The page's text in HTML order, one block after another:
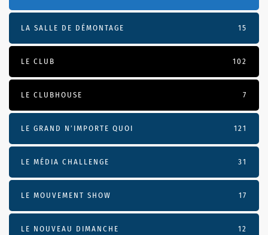
LA SALLE DE DÉMONTAGE 15
LE CLUB 102
LE CLUBHOUSE 7
LE GRAND N’IMPORTE QUOI 121
LE MÉDIA CHALLENGE 31
LE MOUVEMENT SHOW 17
LE NOUVEAU DIMANCHE 12